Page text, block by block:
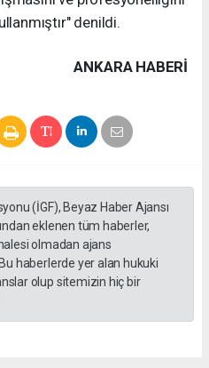
denildi.
ANKARA HABERİ
(İGF), Beyaz Haber Ajansı
eklenen tüm haberler,
olmadan ajans
haberlerde yer alan hukuki
olup sitemizin hiç bir